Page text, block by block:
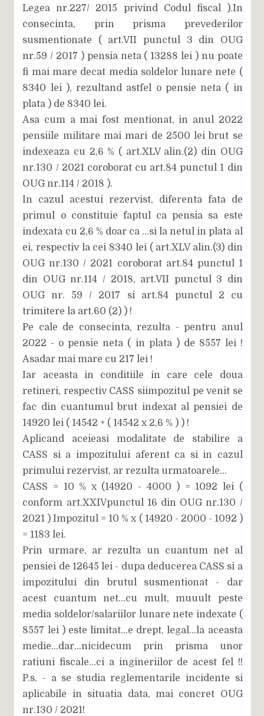
Legea nr.227/ 2015 privind Codul fiscal ).In
consecinta, prin prisma prevederilor
susmentionate ( art.VII punctul 3 din OUG
nr.59 / 2017 ) pensia neta ( 13288 lei ) nu poate
fi mai mare decat media soldelor lunare nete (
8340 lei ), rezultand astfel o pensie neta ( in
plata ) de 8340 lei.
Asa cum a mai fost mentionat, in anul 2022
pensiile militare mai mari de 2500 lei brut se
indexeaza cu 2,6 % ( art.XLV alin.(2) din OUG
nr.130 / 2021 coroborat cu art.84 punctul 1 din
OUG nr.114 / 2018 ).
In cazul acestui rezervist, diferenta fata de
primul o constituie faptul ca pensia sa este
indexata cu 2,6 % doar ca ...si la netul in plata al
ei, respectiv la cei 8340 lei ( art.XLV alin.(3) din
OUG nr.130 / 2021 coroborat art.84 punctul 1
din OUG nr.114 / 2018, art.VII punctul 3 din
OUG nr. 59 / 2017 si art.84 punctul 2 cu
trimitere la art.60 (2) ) !
Pe cale de consecinta, rezulta - pentru anul
2022 - o pensie neta ( in plata ) de 8557 lei !
Asadar mai mare cu 217 lei !
Iar aceasta in conditiile in care cele doua
retineri, respectiv CASS siimpozitul pe venit se
fac din cuantumul brut indexat al pensiei de
14920 lei ( 14542 + ( 14542 x 2,6 % ) ) !
Aplicand aceieasi modalitate de stabilire a
CASS si a impozitului aferent ca si in cazul
primului rezervist, ar rezulta urmatoarele...
CASS = 10 % x (14920 - 4000 ) = 1092 lei (
conform art.XXIVpunctul 16 din OUG nr.130 /
2021 ) Impozitul = 10 % x ( 14920 - 2000 - 1092 )
= 1183 lei.
Prin urmare, ar rezulta un cuantum net al
pensiei de 12645 lei - dupa deducerea CASS si a
impozitului din brutul susmentionat - dar
acest cuantum net...cu mult, muuult peste
media soldelor/salariilor lunare nete indexate (
8557 lei ) este limitat...e drept, legal...la aceasta
medie...dar...nicidecum prin prisma unor
ratiuni fiscale...ci a ingineriilor de acest fel !!
P.s. - a se studia reglementarile incidente si
aplicabile in situatia data, mai concret OUG
nr.130 / 2021!